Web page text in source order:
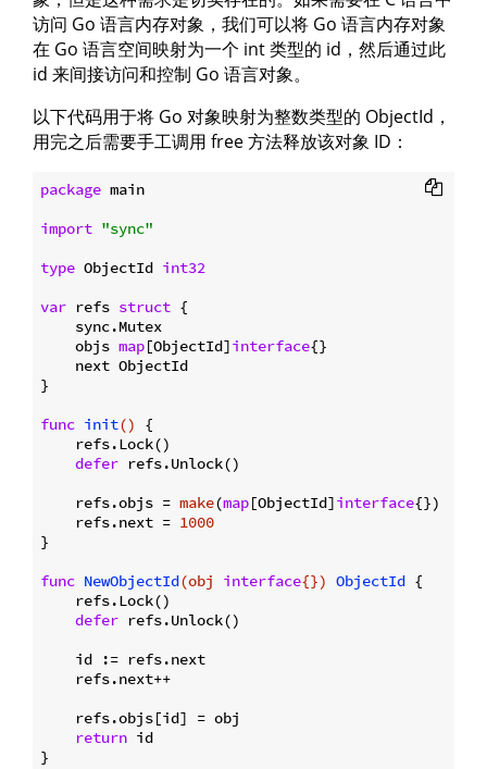
访问 Go 语言内存对象，我们可以将 Go 语言内存对象
在 Go 语言空间映射为一个 int 类型的 id，然后通过此
id 来间接访问和控制 Go 语言对象。
以下代码用于将 Go 对象映射为整数类型的 ObjectId，
用完之后需要手工调用 free 方法释放该对象 ID：
package main
import "sync"
type ObjectId int32
var refs struct {
    sync.Mutex
    objs
map[ObjectId]interface{}
    next ObjectId
}
func init()
{
    refs.Lock()
defer refs.Unlock()
    refs.objs =
make(map[ObjectId]interface{})
    refs.next =
1000
}
func NewObjectId(obj interface{}) ObjectId {
    refs.Lock()
defer refs.Unlock()
    id := refs.next
    refs.next++
    refs.objs[id] = obj
return id
}